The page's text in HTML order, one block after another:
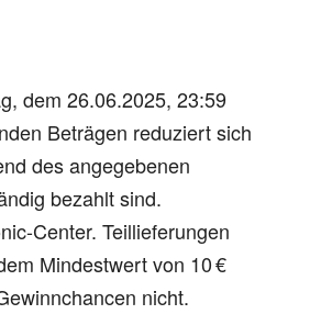
dem 26.06.2025, 23:59
Beträgen reduziert sich
des angegebenen
bezahlt sind.
Center. Teillieferungen
Mindestwert von 10 €
nicht.